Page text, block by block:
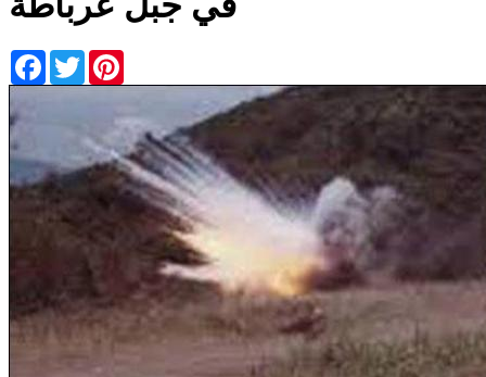
Facebook
Twitter